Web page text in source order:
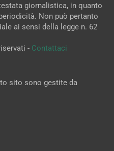
giornalistica, in quanto
Non può pertanto
ai sensi della legge n. 62
- Contattaci
sito sono gestite da